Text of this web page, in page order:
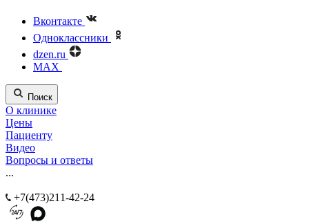
Вконтакте
Одноклассники
dzen.ru
MAX
Поиск
О клинике
Цены
Пациенту
Видео
Вопросы и ответы
...
+7(473)211-42-24